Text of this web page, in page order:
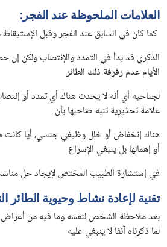
العلامات الملحوظة عند الفجر:
كما كان في السابق عند الفجر وقبل
الذكري قد بدأ في التمدد والإنتصاب ولكن
الأيام عدم رفرفة ذلك الطائر
لجناحيه أي أنه لا يحدث هناك أي تمدد أو
علامة تحذيرية تنبه صاحبها بأن
هناك إنخفاض أو خلل وظيفي جنسي، أيا كانت
أو إهمالها بل ينبغي الإسراع
في إستشارة الطبيب المختص لإيجاد حل
تقنية لإعادة نشاط وحيوية الطائر
بعد ملاحظة الشخص لنفسه وما فيه من أعراض
لما ذكرناه آنفا لا ينبغي عليه